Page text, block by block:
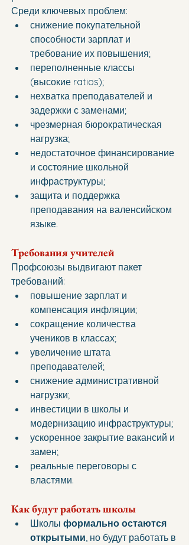
Среди ключевых проблем:
снижение покупательной
способности зарплат и
требование их повышения;
переполненные классы
(высокие ratios);
нехватка преподавателей и
задержки с заменами;
чрезмерная бюрократическая
нагрузка;
недостаточное финансирование
и состояние школьной
инфраструктуры;
защита и поддержка
преподавания на валенсийском
языке.
Требования учителей
Профсоюзы выдвигают пакет
требований:
повышение зарплат и
компенсация инфляции;
сокращение количества
учеников в классах;
увеличение штата
преподавателей;
снижение административной
нагрузки;
инвестиции в школы и
модернизацию инфраструктуры;
ускоренное закрытие вакансий и
замен;
реальные переговоры с
властями.
Как будут работать школы
Школы формально остаются
открытыми, но будут работать в